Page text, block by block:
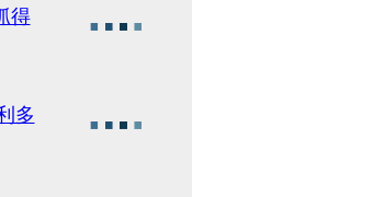
得
多